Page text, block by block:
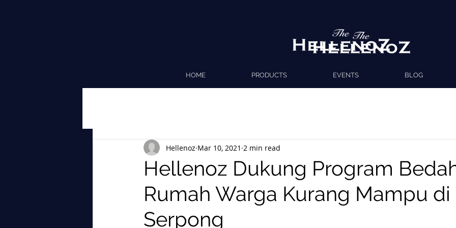
Hellenoz Dukung Program
Rumah Warga Kurang Mampu di
Serpong
Hellenoz Mar 10, 2021 2 min read
HOME PRODUCTS EVENTS BLOG